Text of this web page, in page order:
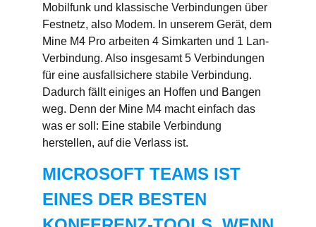
Mobilfunk und klassische Verbindungen über
Festnetz, also Modem. In unserem Gerät, dem
Mine M4 Pro arbeiten 4 Simkarten und 1 Lan-
Verbindung. Also insgesamt 5 Verbindungen
für eine ausfallsichere stabile Verbindung.
Dadurch fällt einiges an Hoffen und Bangen
weg. Denn der Mine M4 macht einfach das
was er soll: Eine stabile Verbindung
herstellen, auf die Verlass ist.
MICROSOFT TEAMS IST
EINES DER BESTEN